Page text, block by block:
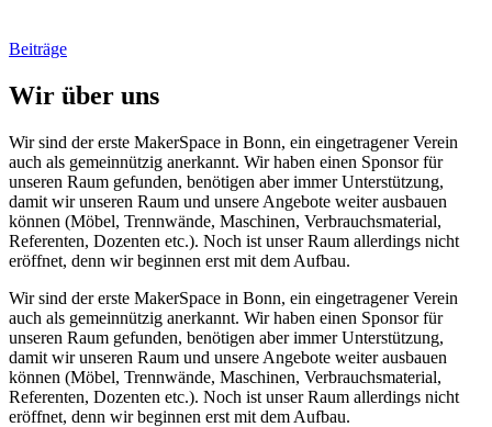
Beiträge
Wir über uns
Wir sind der erste MakerSpace in Bonn, ein eingetragener Verein
auch als gemeinnützig anerkannt. Wir haben einen Sponsor für
unseren Raum gefunden, benötigen aber immer Unterstützung,
damit wir unseren Raum und unsere Angebote weiter ausbauen
können (Möbel, Trennwände, Maschinen, Verbrauchsmaterial,
Referenten, Dozenten etc.). Noch ist unser Raum allerdings nicht
eröffnet, denn wir beginnen erst mit dem Aufbau.
Wir sind der erste MakerSpace in Bonn, ein eingetragener Verein
auch als gemeinnützig anerkannt. Wir haben einen Sponsor für
unseren Raum gefunden, benötigen aber immer Unterstützung,
damit wir unseren Raum und unsere Angebote weiter ausbauen
können (Möbel, Trennwände, Maschinen, Verbrauchsmaterial,
Referenten, Dozenten etc.). Noch ist unser Raum allerdings nicht
eröffnet, denn wir beginnen erst mit dem Aufbau.